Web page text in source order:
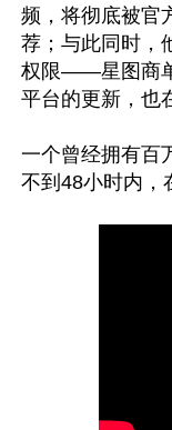
频，将彻底被官
荐；与此同时，
权限——星图商
平台的更新，也
一个曾经拥有百